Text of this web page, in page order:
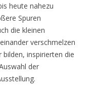
heute nahezu
Spuren
die kleinen
verschmelzen
inspirierten die
der